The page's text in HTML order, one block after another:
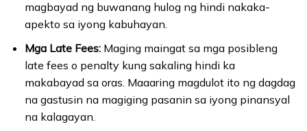
magbayad ng buwanang hulog ng hindi nakaka-
apekto sa iyong kabuhayan.
Mga Late Fees:Maging maingat sa mga posibleng
late fees o penalty kung sakaling hindi ka
makabayad sa oras. Maaaring magdulot ito ng dagdag
na gastusin na magiging pasanin sa iyong pinansyal
na kalagayan.